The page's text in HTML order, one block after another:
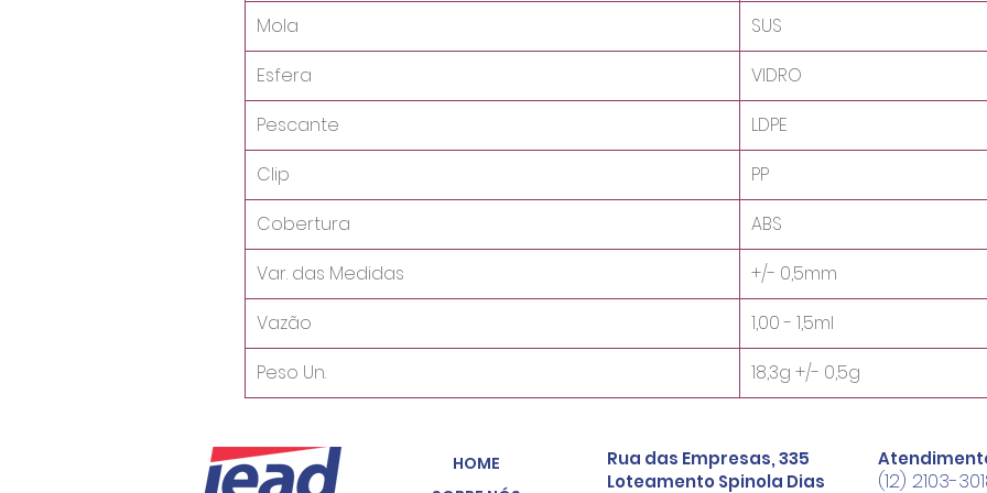
Mola
SUS
Esfera
VIDRO
Pescante
LDPE
Clip
PP
Cobertura
ABS
Var. das Medidas
+/- 0,5mm
Vazão
1,00 - 1,5ml
Peso Un.
18,3g +/- 0,5g
HOME
Rua das Empresas, 335
Loteamento Spinola Dias
(12) 2103-